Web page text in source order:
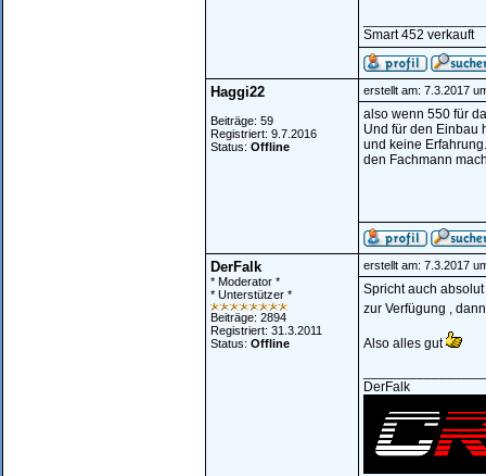
Smart 452 verkauft
Haggi22
Beiträge: 59
Registriert: 9.7.2016
Status: Offline
erstellt am: 7.3.2017
also wenn 550 für
Und für den Einbau
und keine
den Fachmann
DerFalk
* Moderator *
* Unterstützer *
Beiträge: 2894
Registriert: 31.3.2011
Status: Offline
erstellt am: 7.3.2017
Spricht auch
zur Verfügung ,
Also alles gut
DerFalk